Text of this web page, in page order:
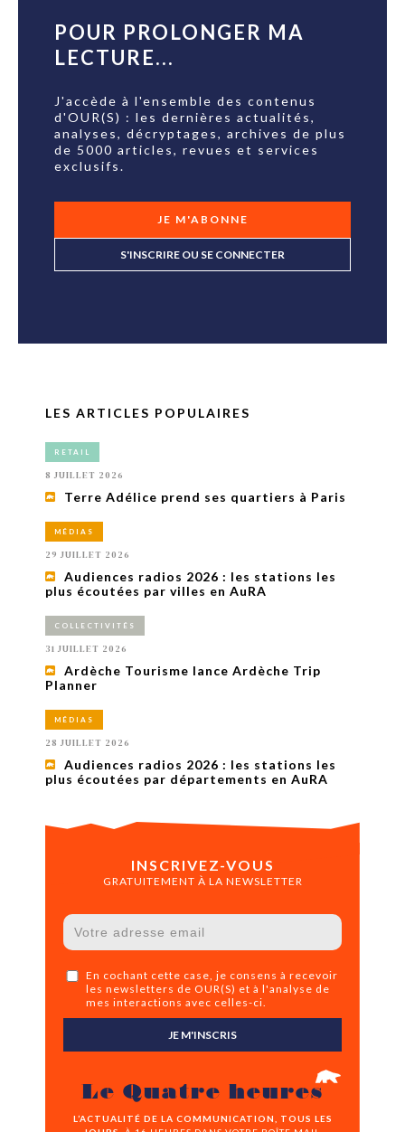
POUR PROLONGER MA
LECTURE...
J'accède à l'ensemble des contenus
d'OUR(S) : les dernières actualités,
analyses, décryptages, archives de plus
de 5000 articles, revues et services
exclusifs.
JE M'ABONNE
S'INSCRIRE OU SE CONNECTER
LES ARTICLES POPULAIRES
RETAIL
8 JUILLET 2026
Terre Adélice prend ses quartiers à Paris
MÉDIAS
29 JUILLET 2026
Audiences radios 2026 : les stations les
plus écoutées par villes en AuRA
COLLECTIVITÉS
31 JUILLET 2026
Ardèche Tourisme lance Ardèche Trip
Planner
MÉDIAS
28 JUILLET 2026
Audiences radios 2026 : les stations les
plus écoutées par départements en AuRA
INSCRIVEZ-VOUS
GRATUITEMENT À LA NEWSLETTER
En cochant cette case, je consens à recevoir
les newsletters de OUR(S) et à l'analyse de
mes interactions avec celles-ci.
JE M'INSCRIS
Le Quatre heures
L’ACTUALITÉ DE LA COMMUNICATION, TOUS LES